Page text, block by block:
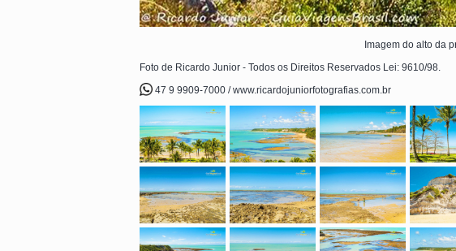
Imagem do alto da
Foto de Ricardo Junior - Todos os Direitos Reservados Lei: 9610/98.
47 9 9909-7000 / www.ricardojuniorfotografias.com.br